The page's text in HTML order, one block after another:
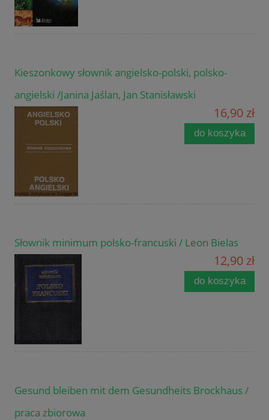
Kieszonkowy słownik angielsko-polski, polsko-
angielski /Janina Jaślan, Jan Stanisławski
16,90 zł
do koszyka
Słownik minimum polsko-francuski / Leon Bielas
12,90 zł
do koszyka
Gesund bleiben mit dem Gesundheits Brockhaus /
praca zbiorowa